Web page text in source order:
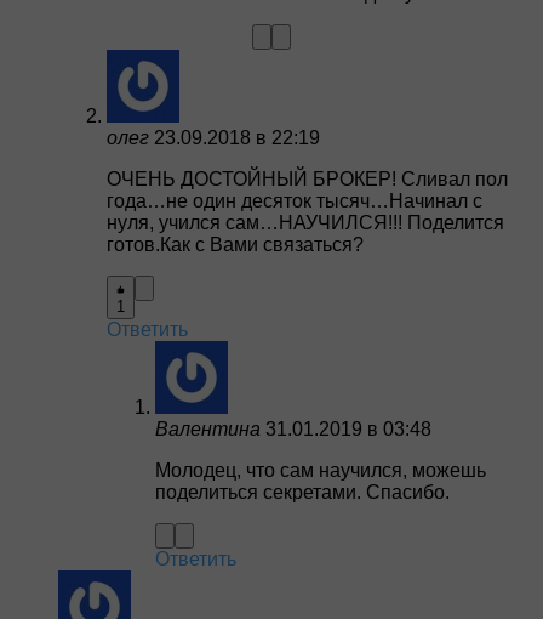
олег 23.09.2018 в 22:19
ОЧЕНЬ ДОСТОЙНЫЙ БРОКЕР! Сливал пол
года…не один десяток тысяч…Начинал с
нуля, учился сам…НАУЧИЛСЯ!!! Поделится
готов.Как с Вами связаться?
1
Ответить
Валентина 31.01.2019 в 03:48
Молодец, что сам научился, можешь
поделиться секретами. Спасибо.
Ответить